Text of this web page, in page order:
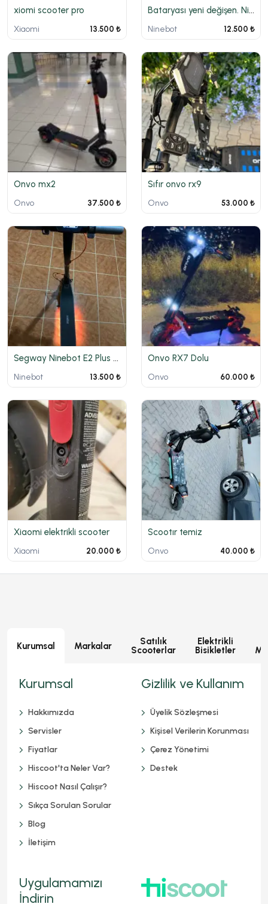
xiomi scooter pro
Xiaomi 13.500 ₺
Bataryası yeni değişen. Ninebot modeli
Ninebot 12.500 ₺
Onvo mx2
Onvo 37.500 ₺
Sıfır onvo rx9
Onvo 53.000 ₺
Segway Ninebot E2 Plus Elektirikli Scooter
Ninebot 13.500 ₺
Onvo RX7 Dolu
Onvo 60.000 ₺
Xiaomi elektrikli scooter
Xiaomi 20.000 ₺
Scootır temiz
Onvo 40.000 ₺
Kurumsal Markalar
Satılık
Scooterlar
Elektrikli
Bisikletler
Kurumsal
Hakkımızda
Servisler
Fiyatlar
Hiscoot'ta Neler Var?
Hiscoot Nasıl Çalışır?
Sıkça Sorulan Sorular
Blog
İletişim
Gizlilik ve Kullanım
Üyelik Sözleşmesi
Kişisel Verilerin Korunması
Çerez Yönetimi
Destek
Uygulamamızı
İndirin